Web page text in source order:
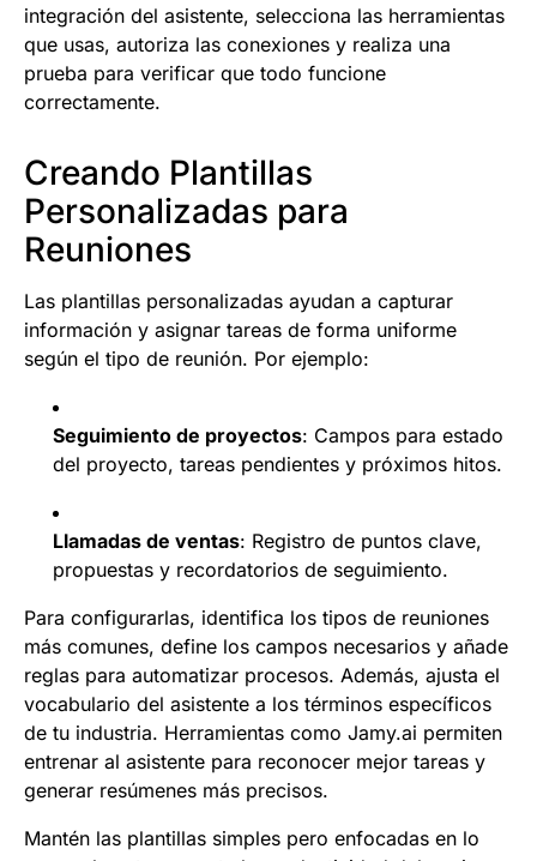
integración del asistente, selecciona las herramientas
que usas, autoriza las conexiones y realiza una
prueba para verificar que todo funcione
correctamente.
Creando Plantillas
Personalizadas para
Reuniones
Las plantillas personalizadas ayudan a capturar
información y asignar tareas de forma uniforme
según el tipo de reunión. Por ejemplo:
Seguimiento de proyectos: Campos para estado
del proyecto, tareas pendientes y próximos hitos.
Llamadas de ventas: Registro de puntos clave,
propuestas y recordatorios de seguimiento.
Para configurarlas, identifica los tipos de reuniones
más comunes, define los campos necesarios y añade
reglas para automatizar procesos. Además, ajusta el
vocabulario del asistente a los términos específicos
de tu industria. Herramientas como Jamy.ai permiten
entrenar al asistente para reconocer mejor tareas y
generar resúmenes más precisos.
Mantén las plantillas simples pero enfocadas en lo